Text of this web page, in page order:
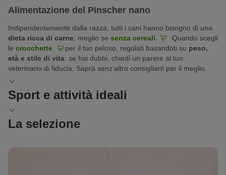
Alimentazione del Pinscher nano
Indipendentemente dalla razza, tutti i cani hanno bisogno di una
dieta ricca di carne , meglio se senza cereali.
Quando scegli
le crocchette per il tuo peloso, regolati basandoti su peso,
età e stile di vita: se hai dubbi, chiedi un parere al tuo
veterinario di fiducia. Saprà senz’altro consigliarti per il meglio.
Sport e attività ideali
Un ottimo cane per fare attività nel tempo libero
Nonostante le loro dimensioni, i Pinscher nani sono o
trekking
all’escursionismo, dall’
La selezione